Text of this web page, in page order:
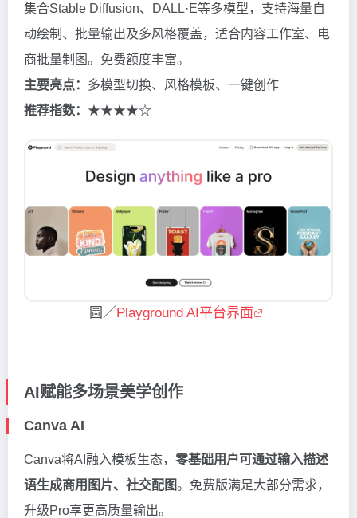
集合Stable Diffusion、DALL·E等多模型，支持海量自
动绘制、批量输出及多风格覆盖，适合内容工作室、电
商批量制图。免费额度丰富。
主要亮点： 多模型切换、风格模板、一键创作
推荐指数： ★★★★☆
圖／Playground AI平台界面
AI赋能多场景美学创作
Canva AI
Canva将AI融入模板生态， 零基础用户可通过输入描述
语生成商用图片、社交配图。免费版满足大部分需求，
升级Pro享更高质量输出。